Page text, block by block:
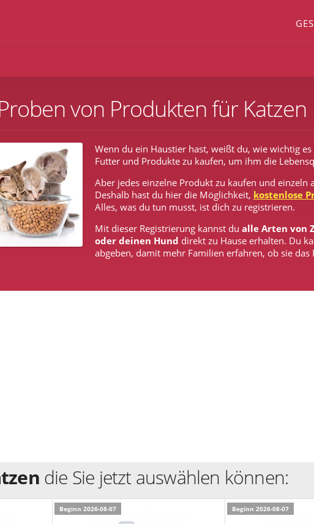
von Produkten für Katzen
Wenn du ein Haustier hast, weißt du, wie wichtig
Futter und Produkte zu kaufen, um ihm die
Aber jedes einzelne Produkt zu kaufen und
Deshalb hast du hier die Möglichkeit, kostenlose
Alles, was du tun musst, ist dich zu registrieren.
Mit dieser Registrierung kannst du alle Arten von
oder deinen Hund direkt zu Hause erhalten. Du
abgeben, damit mehr Familien erfahren, ob sie
die Sie jetzt auswählen können:
Beginn 2026-08-07 Beginn 2026-08-07